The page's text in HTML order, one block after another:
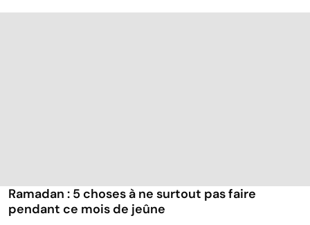
Ramadan : 5 choses à ne surtout pas faire
pendant ce mois de jeûne